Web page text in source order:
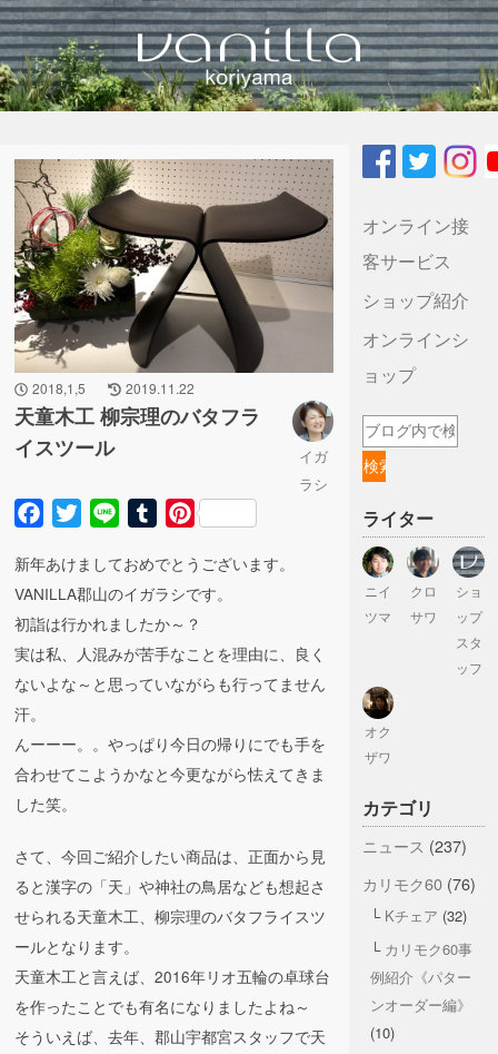
2018,1,5 2019.11.22
天童木工 柳宗理のバタフラ
イスツール
イガ
ラシ
Facebook
Twitter Line TumblrPinterest
新年あけましておめでとうございます。
VANILLA郡山のイガラシです。
初詣は行かれましたか～？
実は私、人混みが苦手なことを理由に、良く
ないよな～と思っていながらも行ってません
汗。
んーーー。。やっぱり今日の帰りにでも手を
合わせてこようかなと今更ながら怯えてきま
した笑。
さて、今回ご紹介したい商品は、正面から見
ると漢字の「天」や神社の鳥居なども想起さ
せられる天童木工、柳宗理のバタフライスツ
ールとなります。
天童木工と言えば、2016年リオ五輪の卓球台
を作ったことでも有名になりましたよね～
そういえば、去年、郡山宇都宮スタッフで天
オンライン接
客サービス
ショップ紹介
オンラインシ
ョップ
ライター
ニイ
ツマ
クロ
サワ
ショ
ップ
スタ
ッフ
オク
ザワ
カテゴリ
ニュース (237)
カリモク60(76)
Kチェア (32)
カリモク60事
例紹介《パター
ンオーダー編》
(10)